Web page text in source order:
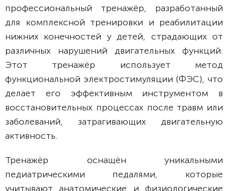
профессиональный тренажёр, разработанный
для комплексной тренировки и реабилитации
нижних конечностей у детей, страдающих от
различных нарушений двигательных функций.
Этот тренажёр использует метод
функциональной электростимуляции (ФЭС), что
делает его эффективным инструментом в
восстановительных процессах после травм или
заболеваний, затрагивающих двигательную
активность.
Тренажёр оснащён уникальными
педиатрическими педалями, которые
учитывают анатомические и физиологические